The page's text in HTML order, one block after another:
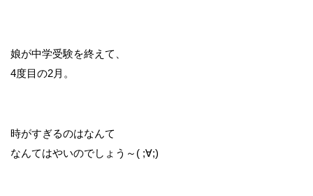
娘が中学受験を終えて、
4度目の2月。
時がすぎるのはなんて
なんてはやいのでしょう～( ;∀;)